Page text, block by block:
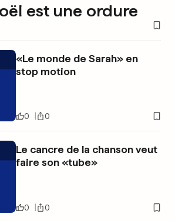
est une ordure
«Le monde de Sarah» en
stop motion
0 0
Le cancre de la chanson veut
faire son «tube»
0 0